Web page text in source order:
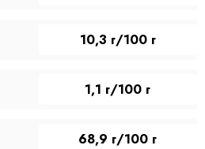
10,3 г/100 г
1,1 г/100 г
68,9 г/100 г